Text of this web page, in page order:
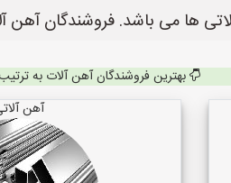
ها می باشد. فروشندگان آهن
بهترین فروشندگان آهن آلات به
آهن